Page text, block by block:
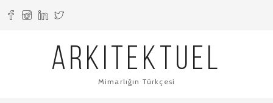
ARKITEKTUEL
Mimarlığın Türkçesi